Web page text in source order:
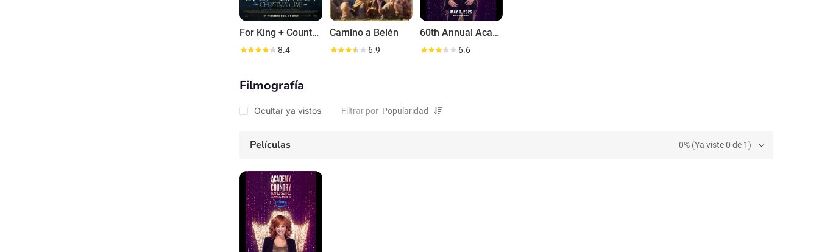
For King + Country: A Drummer Boy Christmas - Live
8.4
Camino a Belén
6.9
60th Annual Academy of Country Music Awards
6.6
Filmografía
Ocultar ya vistos Filtrar por
Películas 0% (Ya viste 0 de 1)